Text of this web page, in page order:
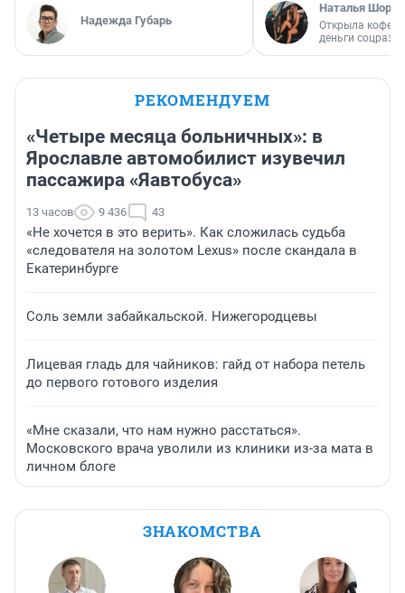
Надежда Губарь
Наталья
Открыла
деньги
РЕКОМЕНДУЕМ
«Четыре месяца больничных»: в
Ярославле автомобилист изувечил
пассажира «Яавтобуса»
13 часов 9 436 43
«Не хочется в это верить». Как сложилась судьба
«следователя на золотом Lexus» после скандала в
Екатеринбурге
Соль земли забайкальской. Нижегородцевы
Лицевая гладь для чайников: гайд от набора петель
до первого готового изделия
«Мне сказали, что нам нужно расстаться».
Московского врача уволили из клиники из-за мата в
личном блоге
ЗНАКОМСТВА